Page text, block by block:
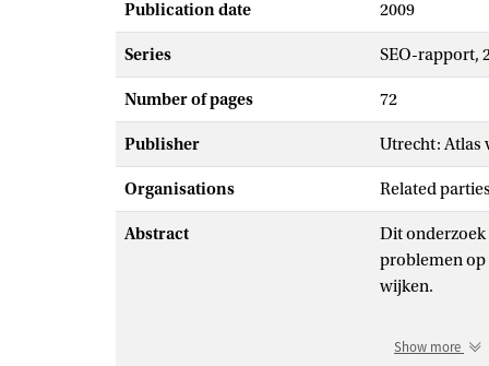
Publication date 2009
Series SEO-rapport,
Number of pages 72
Publisher Utrecht: Atlas
Organisations Related
Abstract
Dit onderzoek
problemen op
wijken.
Voor het
Show more